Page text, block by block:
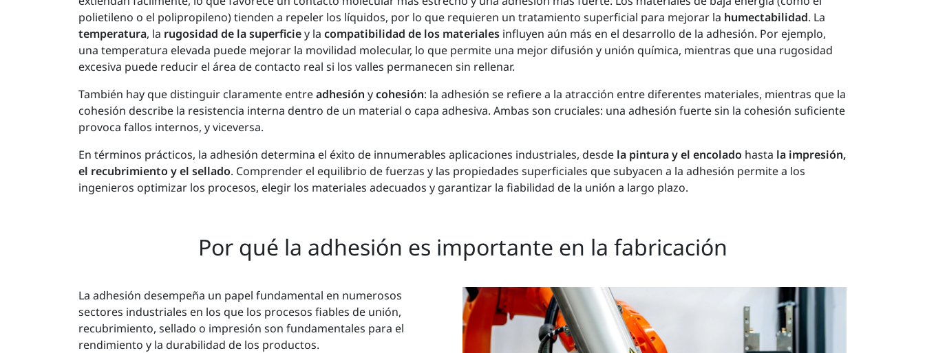
polietileno o el polipropileno) tienden a repeler los líquidos, por lo que requieren un tratamiento superficial para mejorar la humectabilidad. La
temperatura, la rugosidad de la superficiey la compatibilidad de los materiales influyen aún más en el desarrollo de la adhesión. Por ejemplo,
una temperatura elevada puede mejorar la movilidad molecular, lo que permite una mejor difusión y unión química, mientras que una rugosidad
excesiva puede reducir el área de contacto real si los valles permanecen sin rellenar.
También hay que distinguir claramente entreadhesión ycohesión: la adhesión se refiere a la atracción entre diferentes materiales, mientras que la
cohesión describe la resistencia interna dentro de un material o capa adhesiva. Ambas son cruciales: una adhesión fuerte sin la cohesión suficiente
provoca fallos internos, y viceversa.
En términos prácticos, la adhesión determina el éxito de innumerables aplicaciones industriales, desde la pintura y el encolado hasta la impresión,
el recubrimiento y el sellado. Comprender el equilibrio de fuerzas y las propiedades superficiales que subyacen a la adhesión permite a los
ingenieros optimizar los procesos, elegir los materiales adecuados y garantizar la fiabilidad de la unión a largo plazo.
Por qué la adhesión es importante en la fabricación
La adhesión desempeña un papel fundamental en numerosos
sectores industriales en los que los procesos fiables de unión,
recubrimiento, sellado o impresión son fundamentales para el
rendimiento y la durabilidad de los productos.